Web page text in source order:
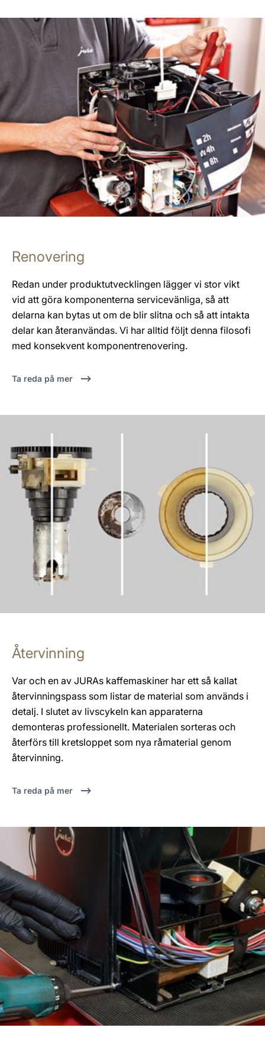
Renovering
Redan under produktutvecklingen lägger vi stor vikt
vid att göra komponenterna servicevänliga, så att
delarna kan bytas ut om de blir slitna och så att intakta
delar kan återanvändas. Vi har alltid följt denna filosofi
med konsekvent komponentrenovering.
Ta reda på mer
Återvinning
Var och en av JURAs kaffemaskiner har ett så kallat
återvinningspass som listar de material som används i
detalj. I slutet av livscykeln kan apparaterna
demonteras professionellt. Materialen sorteras och
återförs till kretsloppet som nya råmaterial genom
återvinning.
Ta reda på mer